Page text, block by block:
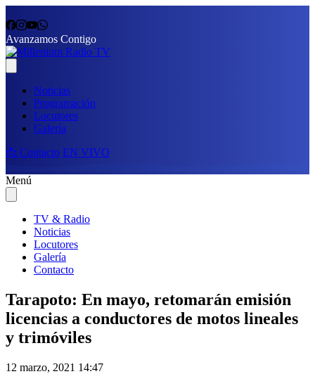
Avanzamos Contigo
Noticias
Programación
Locutores
Galería
📩 Contacto EN VIVO
Menú
TV & Radio
Noticias
Locutores
Galería
Contacto
Tarapoto: En mayo, retomarán emisión
licencias a conductores de motos lineales
y trimóviles
12 marzo, 2021 14:47